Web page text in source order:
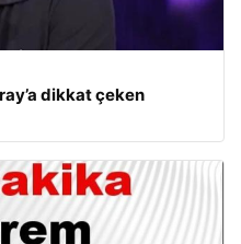
dikkat çeken